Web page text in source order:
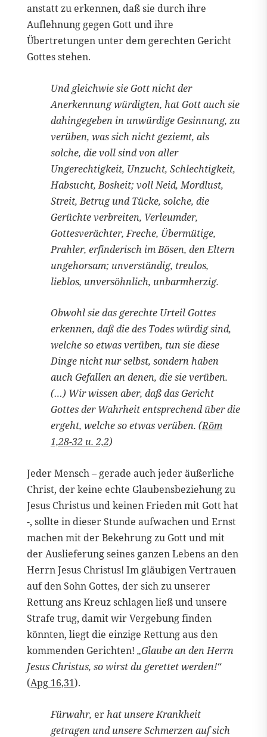
anstatt zu erkennen, daß sie durch ihre
Auflehnung gegen Gott und ihre
Übertretungen unter dem gerechten Gericht
Gottes stehen.
Und gleichwie sie Gott nicht der
Anerkennung würdigten, hat Gott auch sie
dahingegeben in unwürdige Gesinnung, zu
verüben, was sich nicht geziemt, als
solche, die voll sind von aller
Ungerechtigkeit, Unzucht, Schlechtigkeit,
Habsucht, Bosheit; voll Neid, Mordlust,
Streit, Betrug und Tücke, solche, die
Gerüchte verbreiten, Verleumder,
Gottesverächter, Freche, Übermütige,
Prahler, erfinderisch im Bösen, den Eltern
ungehorsam; unverständig, treulos,
lieblos, unversöhnlich, unbarmherzig.
Obwohl sie das gerechte Urteil Gottes
erkennen, daß die des Todes würdig sind,
welche so etwas verüben, tun sie diese
Dinge nicht nur selbst, sondern haben
auch Gefallen an denen, die sie verüben.
(…) Wir wissen aber, daß das Gericht
Gottes der Wahrheit entsprechend über die
ergeht, welche so etwas verüben. (Röm
1,28-32 u. 2,2)
Jeder Mensch – gerade auch jeder äußerliche
Christ, der keine echte Glaubensbeziehung zu
Jesus Christus und keinen Frieden mit Gott hat
-, sollte in dieser Stunde aufwachen und Ernst
machen mit der Bekehrung zu Gott und mit
der Auslieferung seines ganzen Lebens an den
Herrn Jesus Christus! Im gläubigen Vertrauen
auf den Sohn Gottes, der sich zu unserer
Rettung ans Kreuz schlagen ließ und unsere
Strafe trug, damit wir Vergebung finden
könnten, liegt die einzige Rettung aus den
kommenden Gerichten! „Glaube an den Herrn
Jesus Christus, so wirst du gerettet werden!“
(Apg 16,31).
Fürwahr, erhat unsere Krankheit
getragen und unsere Schmerzen auf sich